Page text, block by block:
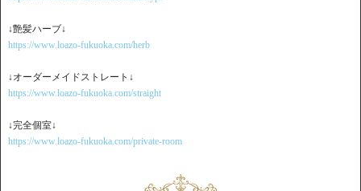
↓艶髪ハーブ↓
https://www.loazo-fukuoka.com/herb
↓オーダーメイドストレート↓
https://www.loazo-fukuoka.com/straight
↓完全個室↓
https://www.loazo-fukuoka.com/private-room